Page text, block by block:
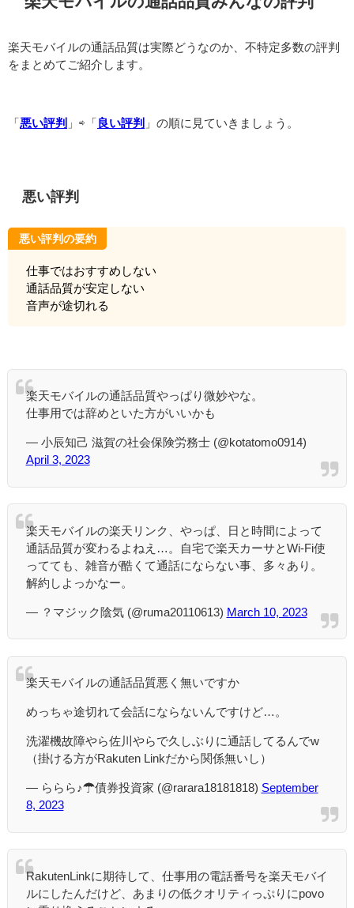
楽天モバイルの通話品質は実際どうなのか、不特定多数の評判
をまとめてご紹介します。
「 悪い評判 」⇨「 良い評判 」の順に見ていきましょう。
悪い評判
悪い評判の要約
仕事ではおすすめしない
通話品質が安定しない
音声が途切れる
楽天モバイルの通話品質やっぱり微妙やな。
仕事用では辞めといた方がいいかも
— 小辰知己 滋賀の社会保険労務士 (@kotatomo0914)
April 3, 2023
楽天モバイルの楽天リンク、やっぱ、日と時間によって
通話品質が変わるよねえ…。自宅で楽天カーサとWi-Fi使
ってても、雑音が酷くて通話にならない事、多々あり。
解約しよっかなー。
— ？マジック陰気 (@ruma20110613) March 10, 2023
楽天モバイルの通話品質悪く無いですか
めっちゃ途切れて会話にならないんですけど…。
洗濯機故障やら佐川やらで久しぶりに通話してるんでw
（掛ける方がRakuten Linkだから関係無いし）
— ららら♪☂債券投資家 (@rarara18181818) September
8, 2023
RakutenLinkに期待して、仕事用の電話番号を楽天モバイ
ルにしたんだけど、あまりの低クオリティっぷりにpovo